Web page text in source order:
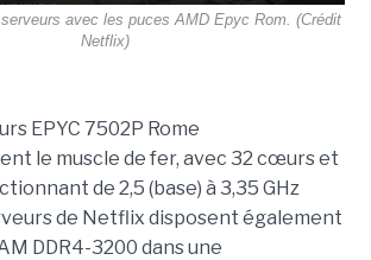
avec les puces AMD Epyc Rom. (Crédit
Netflix)
EPYC 7502P Rome
le muscle de fer, avec 32 cœurs et
de 2,5 (base) à 3,35 GHz
de Netflix disposent également
DDR4-3200 dans une